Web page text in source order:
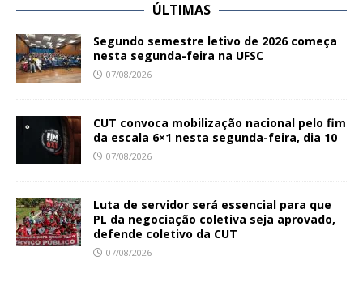
ÚLTIMAS
Segundo semestre letivo de 2026 começa
nesta segunda-feira na UFSC
07/08/2026
CUT convoca mobilização nacional pelo fim
da escala 6×1 nesta segunda-feira, dia 10
07/08/2026
Luta de servidor será essencial para que
PL da negociação coletiva seja aprovado,
defende coletivo da CUT
07/08/2026